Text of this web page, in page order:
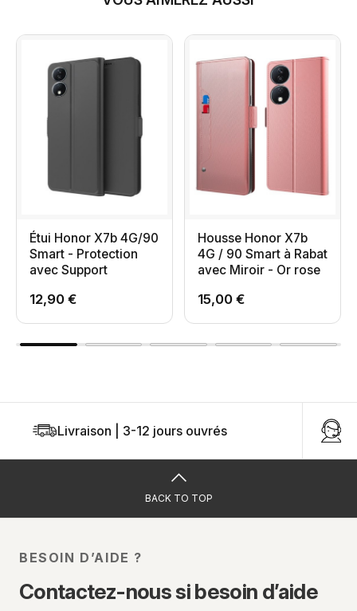
Étui Honor X7b 4G/90
Smart - Protection
avec Support
12,90 €
Housse Honor X7b
4G / 90 Smart à Rabat
avec Miroir - Or rose
15,00 €
Livraison | 3-12 jours ouvrés
BACK TO TOP
BESOIN D’AIDE ?
Contactez-nous si besoin d’aide